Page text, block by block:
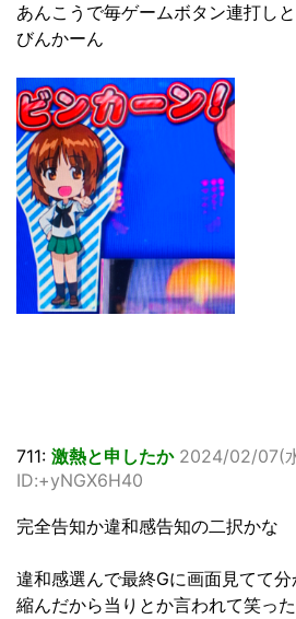
あんこうで毎ゲームボタン連打し
びんかーん
711: 激熱と申したか 2024/02/07(
ID:+yNGX6H40
完全告知か違和感告知の二択かな
違和感選んで最終Gに画面見てて
縮んだから当りとか言われて笑った